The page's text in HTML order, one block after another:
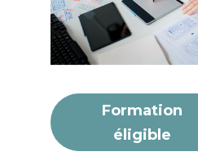
Formation
éligible